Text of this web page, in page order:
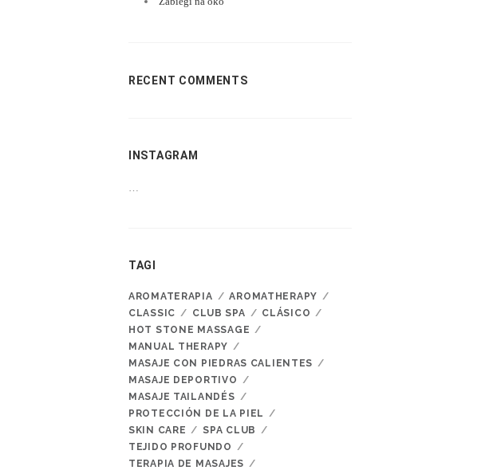
RECENT COMMENTS
INSTAGRAM
TAGI
AROMATERAPIA
AROMATHERAPY
CLASSIC
CLUB SPA
CLÁSICO
HOT STONE MASSAGE
MANUAL THERAPY
MASAJE CON PIEDRAS CALIENTES
MASAJE DEPORTIVO
MASAJE TAILANDÉS
PROTECCIÓN DE LA PIEL
SKIN CARE
SPA CLUB
TEJIDO PROFUNDO
TERAPIA DE MASAJES